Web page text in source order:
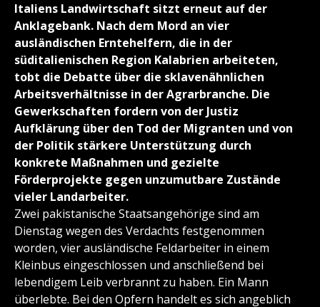
Italiens Landwirtschaft sitzt erneut auf der
Anklagebank. Nach dem Mord an vier
ausländischen Erntehelfern, die in der
süditalienischen Region Kalabrien arbeiteten,
tobt die Debatte über die sklavenähnlichen
Arbeitsverhältnisse in der Agrarbranche. Die
Gewerkschaften fordern von der Justiz
Aufklärung über den Tod der Migranten und von
der Politik stärkere Unterstützung durch
konkrete Maßnahmen und gezielte
Förderprojekte gegen unzumutbare Zustände
vieler Landarbeiter.
Zwei pakistanische Staatsangehörige sind am
Dienstag wegen des Verdachts festgenommen
worden, vier ausländische Feldarbeiter in einem
Kleinbus eingeschlossen und anschließend bei
lebendigem Leib verbrannt zu haben. Ein Mann
überlebte. Bei den Opfern handelt es sich angeblich